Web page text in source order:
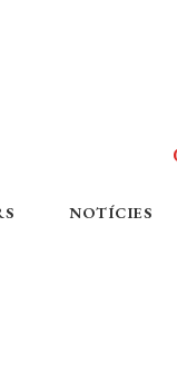
NOTÍCIES